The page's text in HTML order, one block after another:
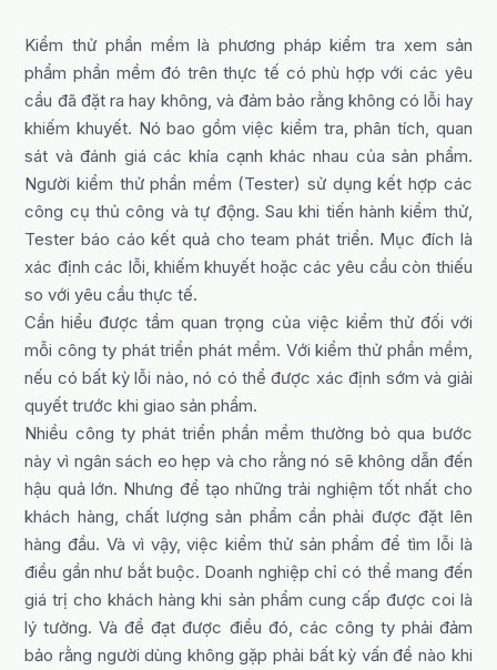
Kiểm thử phần mềm là phương pháp kiểm tra xem sản
phẩm phần mềm đó trên thực tế có phù hợp với các yêu
cầu đã đặt ra hay không, và đảm bảo rằng không có lỗi hay
khiếm khuyết. Nó bao gồm việc kiểm tra, phân tích, quan
sát và đánh giá các khía cạnh khác nhau của sản phẩm.
Người kiểm thử phần mềm (Tester) sử dụng kết hợp các
công cụ thủ công và tự động. Sau khi tiến hành kiểm thử,
Tester báo cáo kết quả cho team phát triển. Mục đích là
xác định các lỗi, khiếm khuyết hoặc các yêu cầu còn thiếu
so với yêu cầu thực tế.
Cần hiểu được tầm quan trọng của việc kiểm thử đối với
mỗi công ty phát triển phát mềm. Với kiểm thử phần mềm,
nếu có bất kỳ lỗi nào, nó có thể được xác định sớm và giải
quyết trước khi giao sản phẩm.
Nhiều công ty phát triển phần mềm thường bỏ qua bước
này vì ngân sách eo hẹp và cho rằng nó sẽ không dẫn đến
hậu quả lớn. Nhưng để tạo những trải nghiệm tốt nhất cho
khách hàng, chất lượng sản phẩm cần phải được đặt lên
hàng đầu. Và vì vậy, việc kiểm thử sản phẩm để tìm lỗi là
điều gần như bắt buộc. Doanh nghiệp chỉ có thể mang đến
giá trị cho khách hàng khi sản phẩm cung cấp được coi là
lý tưởng. Và để đạt được điều đó, các công ty phải đảm
bảo rằng người dùng không gặp phải bất kỳ vấn đề nào khi